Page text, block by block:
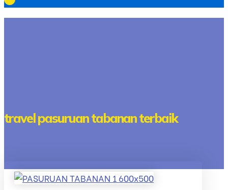
travel pasuruan tabanan terbaik